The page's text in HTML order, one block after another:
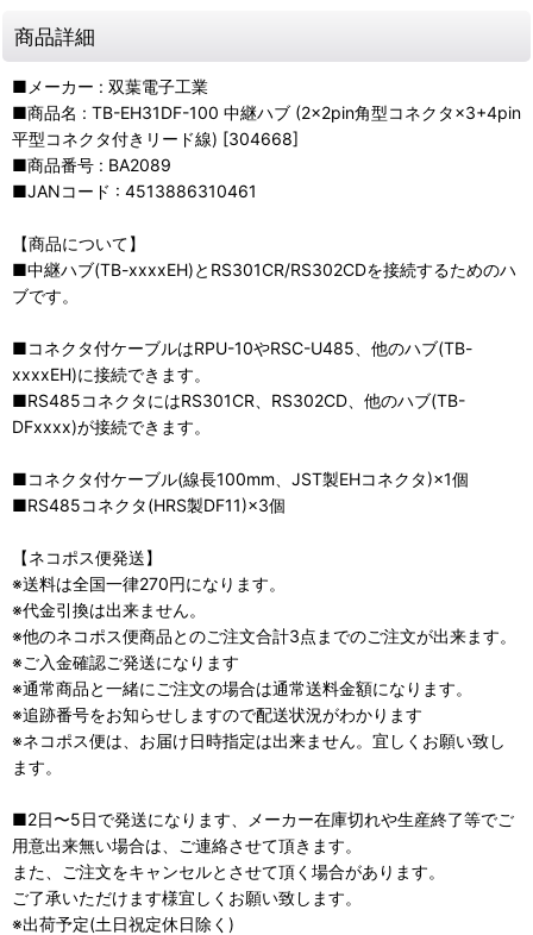
商品詳細
■メーカー : 双葉電子工業
■商品名 : TB-EH31DF-100 中継ハブ (2×2pin角型コネクタ×3+4pin
平型コネクタ付きリード線) [304668]
■商品番号 : BA2089
■JANコード : 4513886310461
【商品について】
■中継ハブ(TB-xxxxEH)とRS301CR/RS302CDを接続するためのハ
ブです。
■コネクタ付ケーブルはRPU-10やRSC-U485、他のハブ(TB-
xxxxEH)に接続できます。
■RS485コネクタにはRS301CR、RS302CD、他のハブ(TB-
DFxxxx)が接続できます。
■コネクタ付ケーブル(線長100mm、JST製EHコネクタ)×1個
■RS485コネクタ(HRS製DF11)×3個
【ネコポス便発送】
※送料は全国一律270円になります。
※代金引換は出来ません。
※他のネコポス便商品とのご注文合計3点までのご注文が出来ます。
※ご入金確認ご発送になります
※通常商品と一緒にご注文の場合は通常送料金額になります。
※追跡番号をお知らせしますので配送状況がわかります
※ネコポス便は、お届け日時指定は出来ません。宜しくお願い致し
ます。
■2日〜5日で発送になります、メーカー在庫切れや生産終了等でご
用意出来無い場合は、ご連絡させて頂きます。
また、ご注文をキャンセルとさせて頂く場合があります。
ご了承いただけます様宜しくお願い致します。
※出荷予定(土日祝定休日除く)